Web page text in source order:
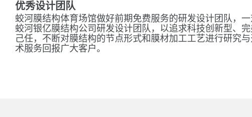
优秀设计团队
蛟河膜结构体育场馆做好前期免费服务的研发设计团队，一
蛟河银亿膜结构公司研发设计团队，以追求科技创新型、
己任，不断对膜结构的节点形式和膜材加工工艺进行研究
术服务回报广大客户。